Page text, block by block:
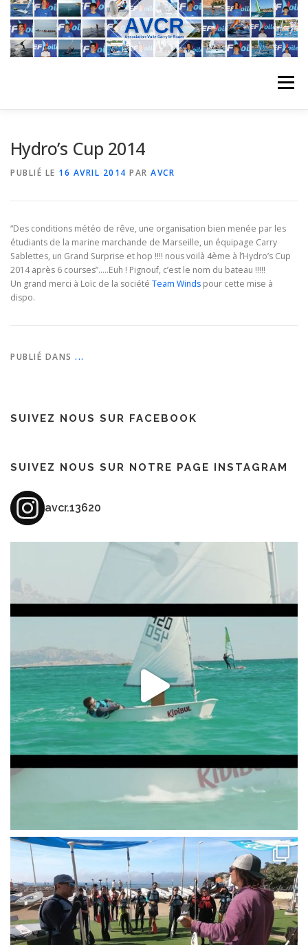
Aller
contenu
Menu
REGATES ALBUMS PHOTO
PLANNING DES COURS REVUES DE PRESSE
Hydro’s Cup 2014
PUBLIÉ LE 16 AVRIL 2014 PAR AVCR
“Des conditions météo de rêve, une organisation bien menée par les
étudiants de la marine marchande de Marseille, un équipage Carry
Sablettes, un Grand Surprise et hop !!!! nous voilà 4ème à l’Hydro’s Cup
2014 après 6 courses”…..Euh ! Pignouf, c’est le nom du bateau !!!!!
Un grand merci à Loïc de la société Team Winds pour cette mise à
dispo.
PUBLIÉ DANS ...
SUIVEZ NOUS SUR FACEBOOK
SUIVEZ NOUS SUR NOTRE PAGE INSTAGRAM
avcr.13620